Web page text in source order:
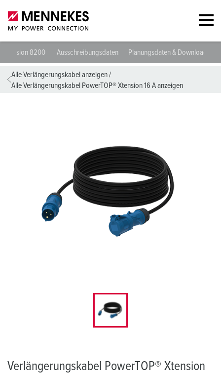
Verlängerungskabel PowerTOP® Xtension 8200
Alle Verlängerungskabel anzeigen/
Alle Verlängerungskabel PowerTOP® Xtension 16 A anzeigen
Verlängerungskabel PowerTOP® Xtension